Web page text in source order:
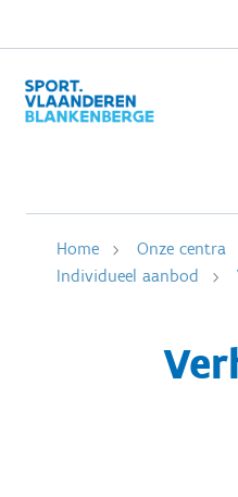
Home Onze centra
Individueel aanbod